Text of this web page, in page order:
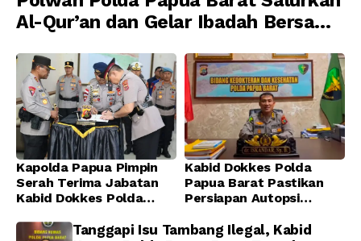
Al-Qur’an dan Gelar Ibadah Bersama
Kapolda Papua Pimpin
Serah Terima Jabatan
Kabid Dokkes Polda
Kabid Dokkes Polda
Papua Barat Pastikan
Persiapan Autopsi
Papua Barat Yanto
Tanggapi Isu Tambang Ilegal, Kabid